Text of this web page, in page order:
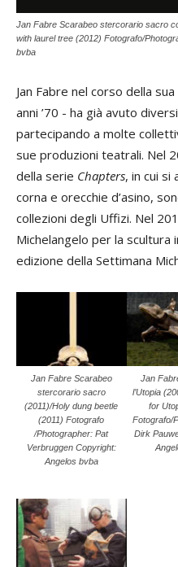
Jan Fabre Scarabeo stercorario sacro
with laurel tree (2012) Fotografo/
bvba
Jan Fabre nel corso della
anni ’70 - ha già avuto
partecipando a molte
sue produzioni teatrali. Nel
della serie Chapters, in cui si
corna e orecchie d’asino,
collezioni degli Uffizi. Nel
Michelangelo per la scultura
edizione della Settimana
Jan Fabre Scarabeo
stercorario sacro
(2011)/Holy dung beetle
(2011) Fotografo
/Photographer: Pat
Verbruggen Copyright:
Angelos bvba
Jan
l’Utopia
for
Fotografo/
Dirk